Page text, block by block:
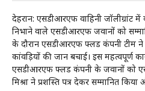
देहरादून: एसडीआरएफ वाहिनी जॉलीग्रांट
निभाने वाले एसडीआरएफ जवानों को
के दौरान एसडीआरएफ फ्लड कंपनी टीम
कांवड़ियों की जान बचाई। इस महत्वपूर्ण
एसडीआरएफ फ्लड कंपनी के जवानों को
मिश्रा ने प्रशस्ति पत्र देकर सम्मानित